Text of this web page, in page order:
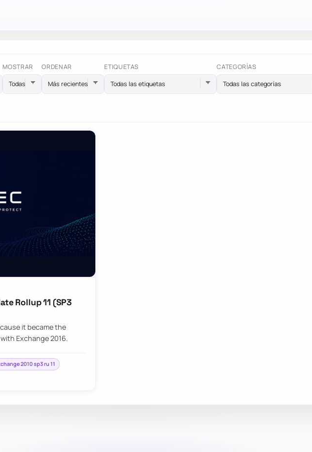
MOSTRAR ORDENAR ETIQUETAS
Todas las etiquetas
CATEGORÍAS
Todas las categorías
Rollup 11 (SP3
it became the
Exchange 2016.
2010 sp3 ru 11